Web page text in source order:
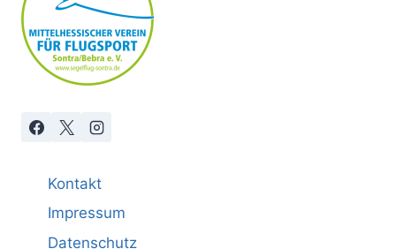
Kontakt
Impressum
Datenschutz